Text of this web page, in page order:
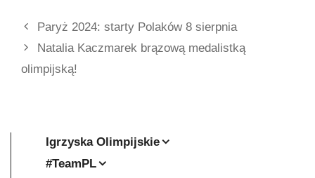
Paryż 2024: starty Polaków 8 sierpnia
Natalia Kaczmarek brązową medalistką
olimpijską!
Igrzyska Olimpijskie
#TeamPL